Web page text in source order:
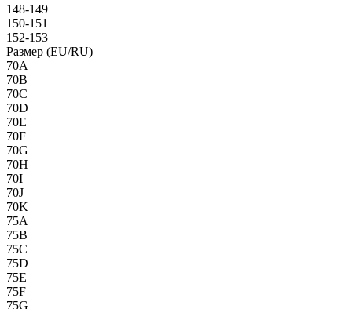
148-149
150-151
152-153
Размер (EU/RU)
70A
70B
70C
70D
70E
70F
70G
70H
70I
70J
70K
75A
75B
75C
75D
75E
75F
75G